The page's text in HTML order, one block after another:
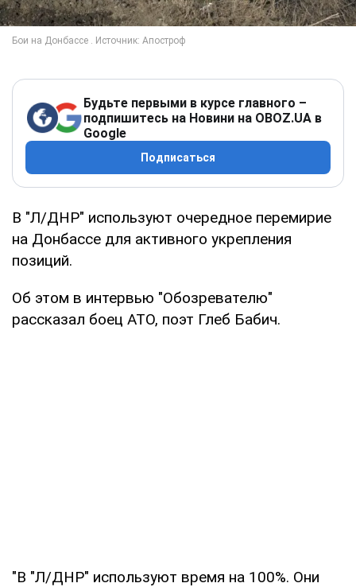
Будьте первыми в курсе главного –
подпишитесь на Новини на OBOZ.UA в
Google
Подписаться
В "Л/ДНР" используют очередное перемирие
на Донбассе для активного укрепления
позиций.
Об этом в интервью "Обозревателю"
рассказал боец АТО, поэт Глеб Бабич.
"В "Л/ДНР" используют время на 100%. Они